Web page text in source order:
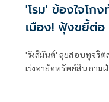
'โรม' ข้องใจโก
เมือง! ฟุ้งขยี้ต่อ
'รังสิมันต์' ลุยสอบทุจริ
เร่งอายัดทรัพย์สิน ถาม